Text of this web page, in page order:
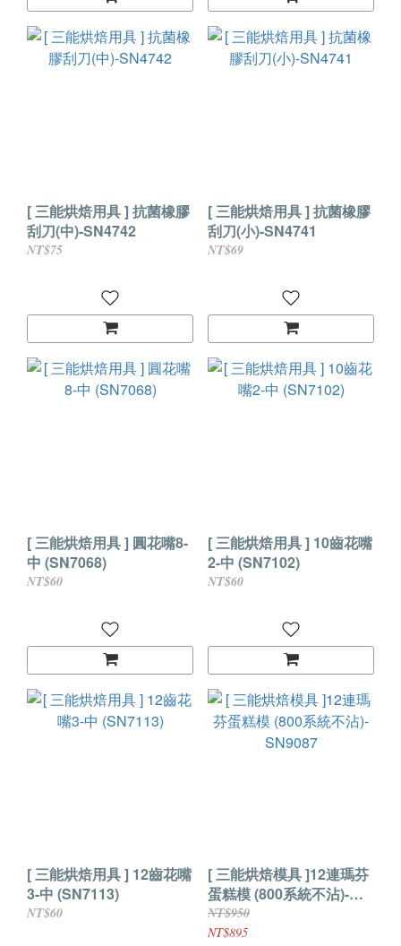
[ 三能烘焙用具 ] 抗菌橡膠
刮刀(中)-SN4742
NT$75
[ 三能烘焙用具 ] 抗菌橡膠
刮刀(小)-SN4741
NT$69
[ 三能烘焙用具 ] 圓花嘴8-
中 (SN7068)
NT$60
[ 三能烘焙用具 ] 10齒花嘴
2-中 (SN7102)
NT$60
[ 三能烘焙用具 ] 12齒花嘴
3-中 (SN7113)
NT$60
[ 三能烘焙模具 ]12連瑪芬
蛋糕模 (800系統不沾)-
SN9087
NT$950
NT$895